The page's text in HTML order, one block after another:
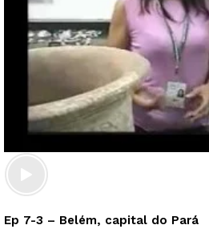
Ep 7-3 – Belém, capital do Pará